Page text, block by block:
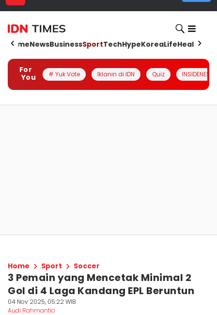
HomeNewsBusinessSportTechHypeKoreaLifeHealth
For
You
# Yuk Vote Iklanin di IDN Quiz INSIDENESIA
Home Sport Soccer
3 Pemain yang Mencetak Minimal 2
Gol di 4 Laga Kandang EPL Beruntun
04 Nov 2025, 05:22 WIB
Audi Rahmantio